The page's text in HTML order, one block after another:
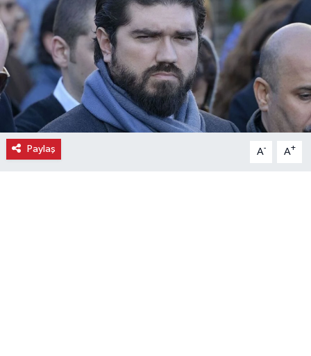
Paylaş A- A+
Emlak
Gündem
Gurme
Haber
İlçe Haberleri